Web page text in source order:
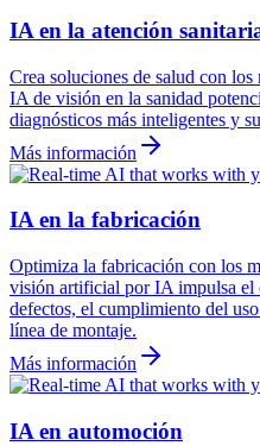
IA en la atención
Crea soluciones de salud con
IA de visión en la sanidad
diagnósticos más inteligentes y
Más información
IA en la fabricación
Optimiza la fabricación con los
visión artificial por IA impulsa el
defectos, el cumplimiento del
línea de montaje.
Más información
IA en automoción